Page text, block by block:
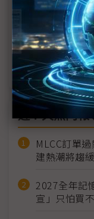
超微資料中心
預估
Azure成長趨緩
近７天熱門報
MLCC訂單
建熱潮將趨緩
2027全年記
宣」只怕買